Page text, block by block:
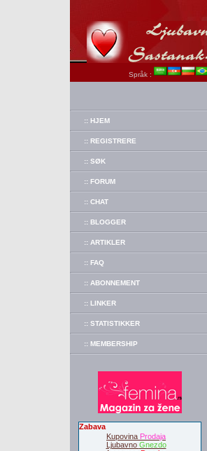
Språk :
:: HJEM
:: REGISTRERE
:: SØK
:: FORUM
:: CHAT
:: BLOGGER
:: ARTIKLER
:: FAQ
:: ABONNEMENT
:: LINKER
:: STATISTIKKER
:: MEMBERSHIP
Zabava
Kupovina Prodaja
Ljubavno Gnezdo